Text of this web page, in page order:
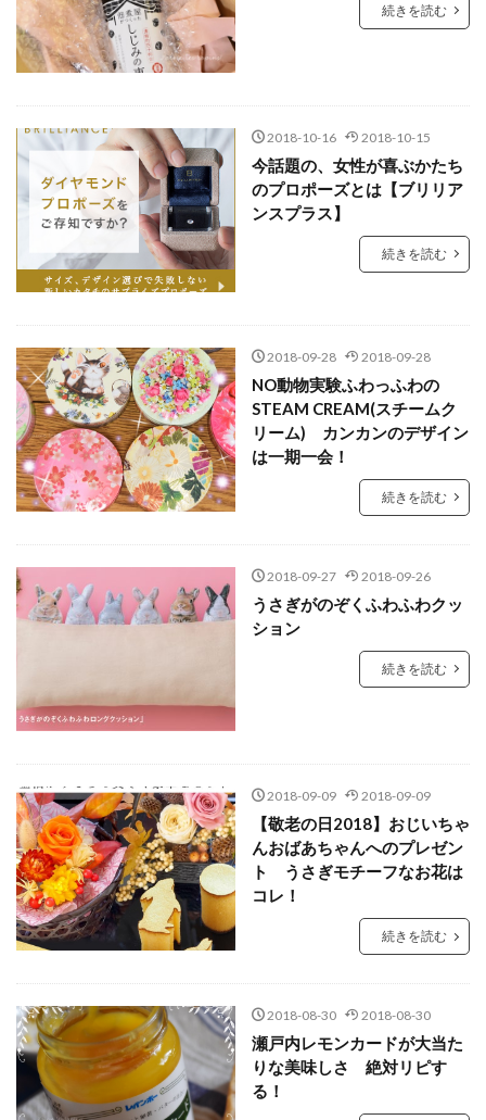
続きを読む
2018-10-16 2018-10-15
今話題の、女性が喜ぶかたち
のプロポーズとは【ブリリア
ンスプラス】
続きを読む
2018-09-28 2018-09-28
NO動物実験ふわっふわの
STEAM CREAM(スチームク
リーム) カンカンのデザイン
は一期一会！
続きを読む
2018-09-27 2018-09-26
うさぎがのぞくふわふわクッ
ション
続きを読む
2018-09-09 2018-09-09
【敬老の日2018】おじいちゃ
んおばあちゃんへのプレゼン
ト うさぎモチーフなお花は
コレ！
続きを読む
2018-08-30 2018-08-30
瀬戸内レモンカードが大当た
りな美味しさ 絶対リピす
る！